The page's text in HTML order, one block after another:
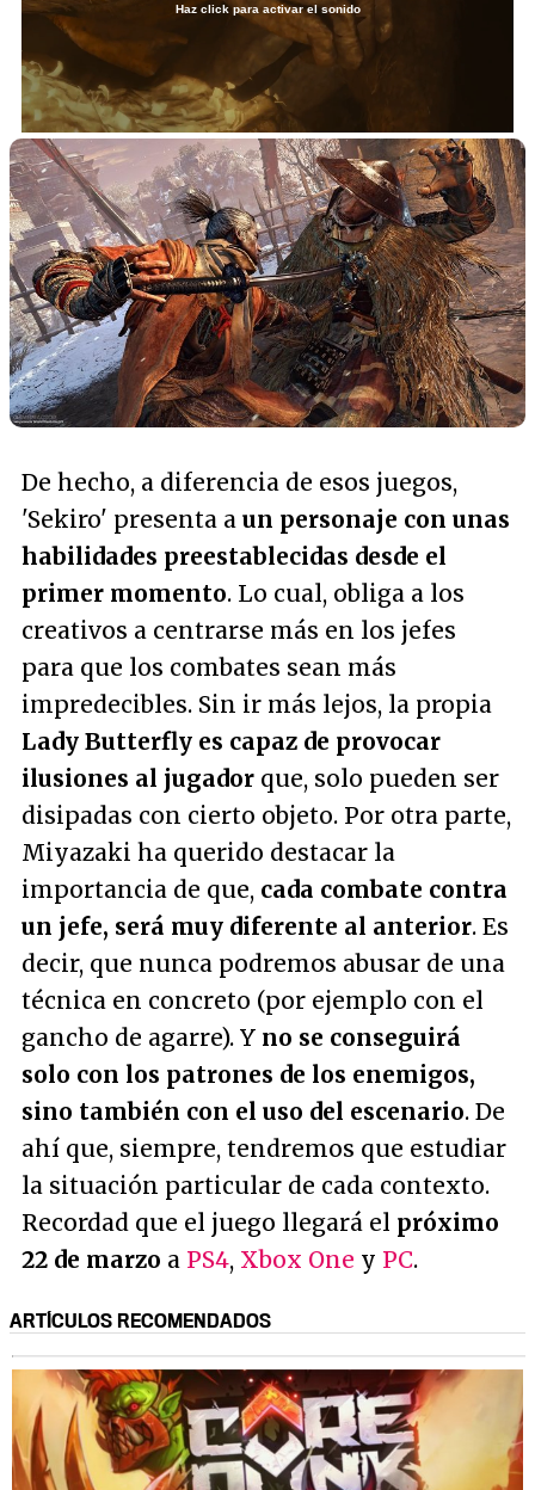
Unmute
Loaded
20.40%
Haz click para activar el sonido
De hecho, a diferencia de esos juegos,
'Sekiro' presenta a un personaje con unas
habilidades preestablecidas desde el
primer momento. Lo cual, obliga a los
creativos a centrarse más en los jefes
para que los combates sean más
impredecibles. Sin ir más lejos, la propia
Lady Butterfly es capaz de provocar
ilusiones al jugador que, solo pueden ser
disipadas con cierto objeto. Por otra parte,
Miyazaki ha querido destacar la
importancia de que, cada combate contra
un jefe, será muy diferente al anterior. Es
decir, que nunca podremos abusar de una
técnica en concreto (por ejemplo con el
gancho de agarre). Y no se conseguirá
solo con los patrones de los enemigos,
sino también con el uso del escenario. De
ahí que, siempre, tendremos que estudiar
la situación particular de cada contexto.
Recordad que el juego llegará el próximo
22 de marzo a PS4, Xbox One y PC.
ARTÍCULOS RECOMENDADOS